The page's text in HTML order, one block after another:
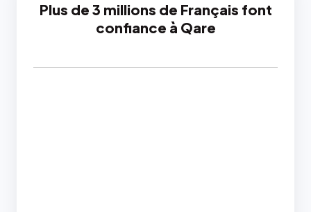
Plus de 3 millions de Français font
confiance à Qare